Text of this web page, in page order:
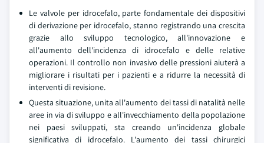
Le valvole per idrocefalo, parte fondamentale dei dispositivi
di derivazione per idrocefalo, stanno registrando una crescita
grazie allo sviluppo tecnologico, all'innovazione e
all'aumento dell'incidenza di idrocefalo e delle relative
operazioni. Il controllo non invasivo delle pressioni aiuterà a
migliorare i risultati per i pazienti e a ridurre la necessità di
interventi di revisione.
Questa situazione, unita all'aumento dei tassi di natalità nelle
aree in via di sviluppo e all'invecchiamento della popolazione
nei paesi sviluppati, sta creando un'incidenza globale
significativa di idrocefalo. L'aumento dei tassi chirurgici